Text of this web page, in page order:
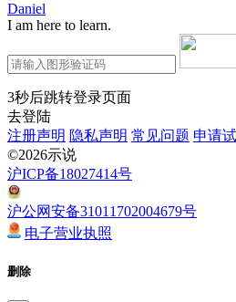
Daniel
I am here to learn.
3秒后跳转登录页面
去登陆
注册声明 隐私声明 常见问题 申请
©2026示说
沪ICP备18027414号
沪公网安备31011702004679号
电子营业执照
删除